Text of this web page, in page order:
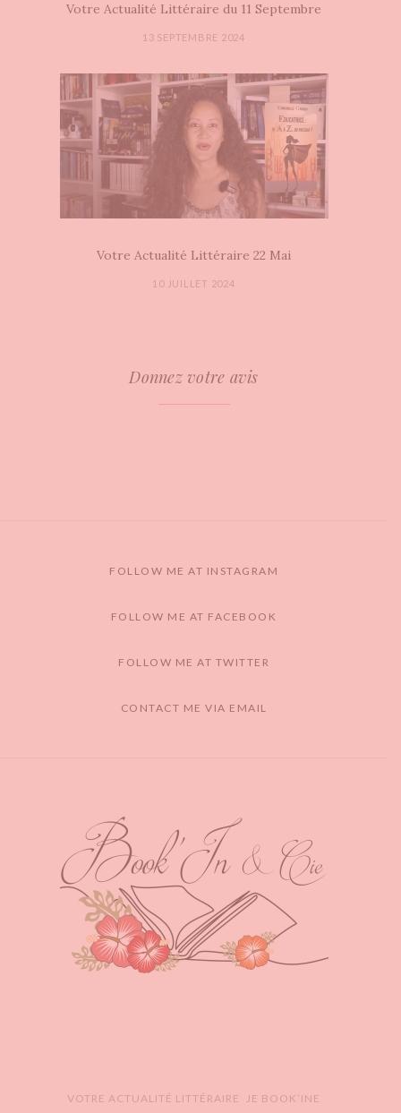
Votre Actualité Littéraire du 11 Septembre
13 SEPTEMBRE 2024
Votre Actualité Littéraire 22 Mai
10 JUILLET 2024
Donnez votre avis
FOLLOW ME AT INSTAGRAM
FOLLOW ME AT FACEBOOK
FOLLOW ME AT TWITTER
CONTACT ME VIA EMAIL
VOTRE ACTUALITÉ LITTÉRAIRE JE BOOK’INE